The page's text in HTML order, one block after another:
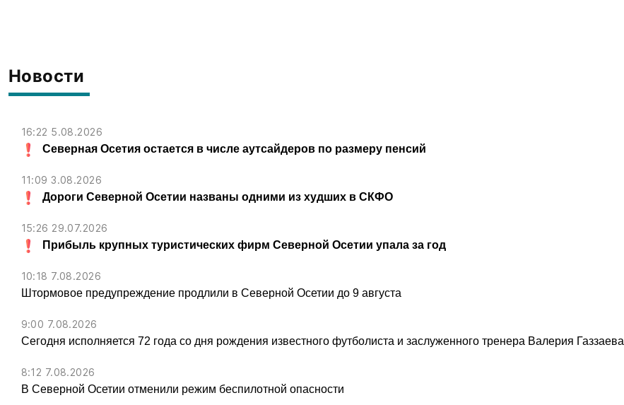
Новости
16:22 5.08.2026
Северная Осетия остается в числе аутсайдеров по размеру пенсий
11:09 3.08.2026
Дороги Северной Осетии названы одними из худших в СКФО
15:26 29.07.2026
Прибыль крупных туристических фирм Северной Осетии упала за год
10:18 7.08.2026
Штормовое предупреждение продлили в Северной Осетии до 9 августа
9:00 7.08.2026
Сегодня исполняется 72 года со дня рождения известного футболиста и заслуженного тренера Валерия Газзаева
8:12 7.08.2026
В Северной Осетии отменили режим беспилотной опасности